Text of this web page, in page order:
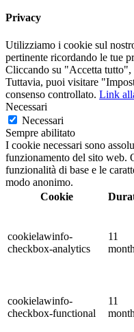
Privacy
Utilizziamo i cookie sul
pertinente ricordando le tue
Cliccando su "Accetta
Tuttavia, puoi visitare
consenso controllato. Link
Necessari
Necessari
Sempre abilitato
I cookie necessari sono
funzionamento del sito web.
funzionalità di base e le
modo anonimo.
Cookie
cookielawinfo-
checkbox-analytics
11
cookielawinfo-
checkbox-functional
11